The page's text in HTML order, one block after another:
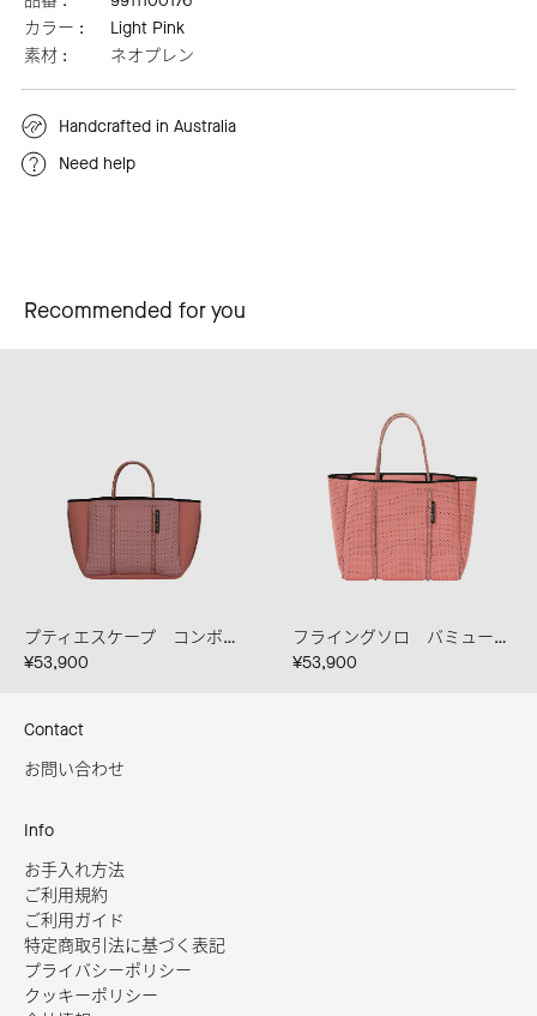
カラー :
Light Pink
素材 :
ネオプレン
Handcrafted in Australia
Need help
Recommended for you
プティエスケープ コンボ ダスティピンク/バミューダ/サンセット
¥53,900
フライングソロ バミューダ ブレンドロープ
¥53,900
Contact
お問い合わせ
Info
お手入れ方法
ご利用規約
ご利用ガイド
特定商取引法に基づく表記
プライバシーポリシー
クッキーポリシー